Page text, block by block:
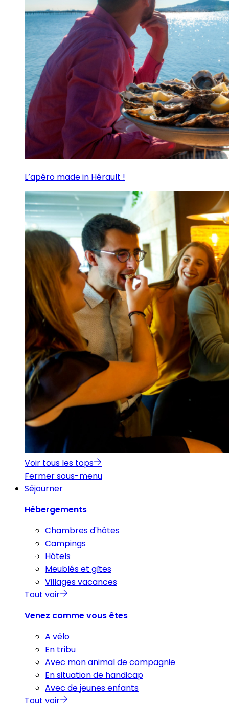
L’apéro made in Hérault !
Voir tous les tops
Fermer sous-menu
Séjourner
Hébergements
Chambres d'hôtes
Campings
Hôtels
Meublés et gîtes
Villages vacances
Tout voir
Venez comme vous êtes
A vélo
En tribu
Avec mon animal de compagnie
En situation de handicap
Avec de jeunes enfants
Tout voir